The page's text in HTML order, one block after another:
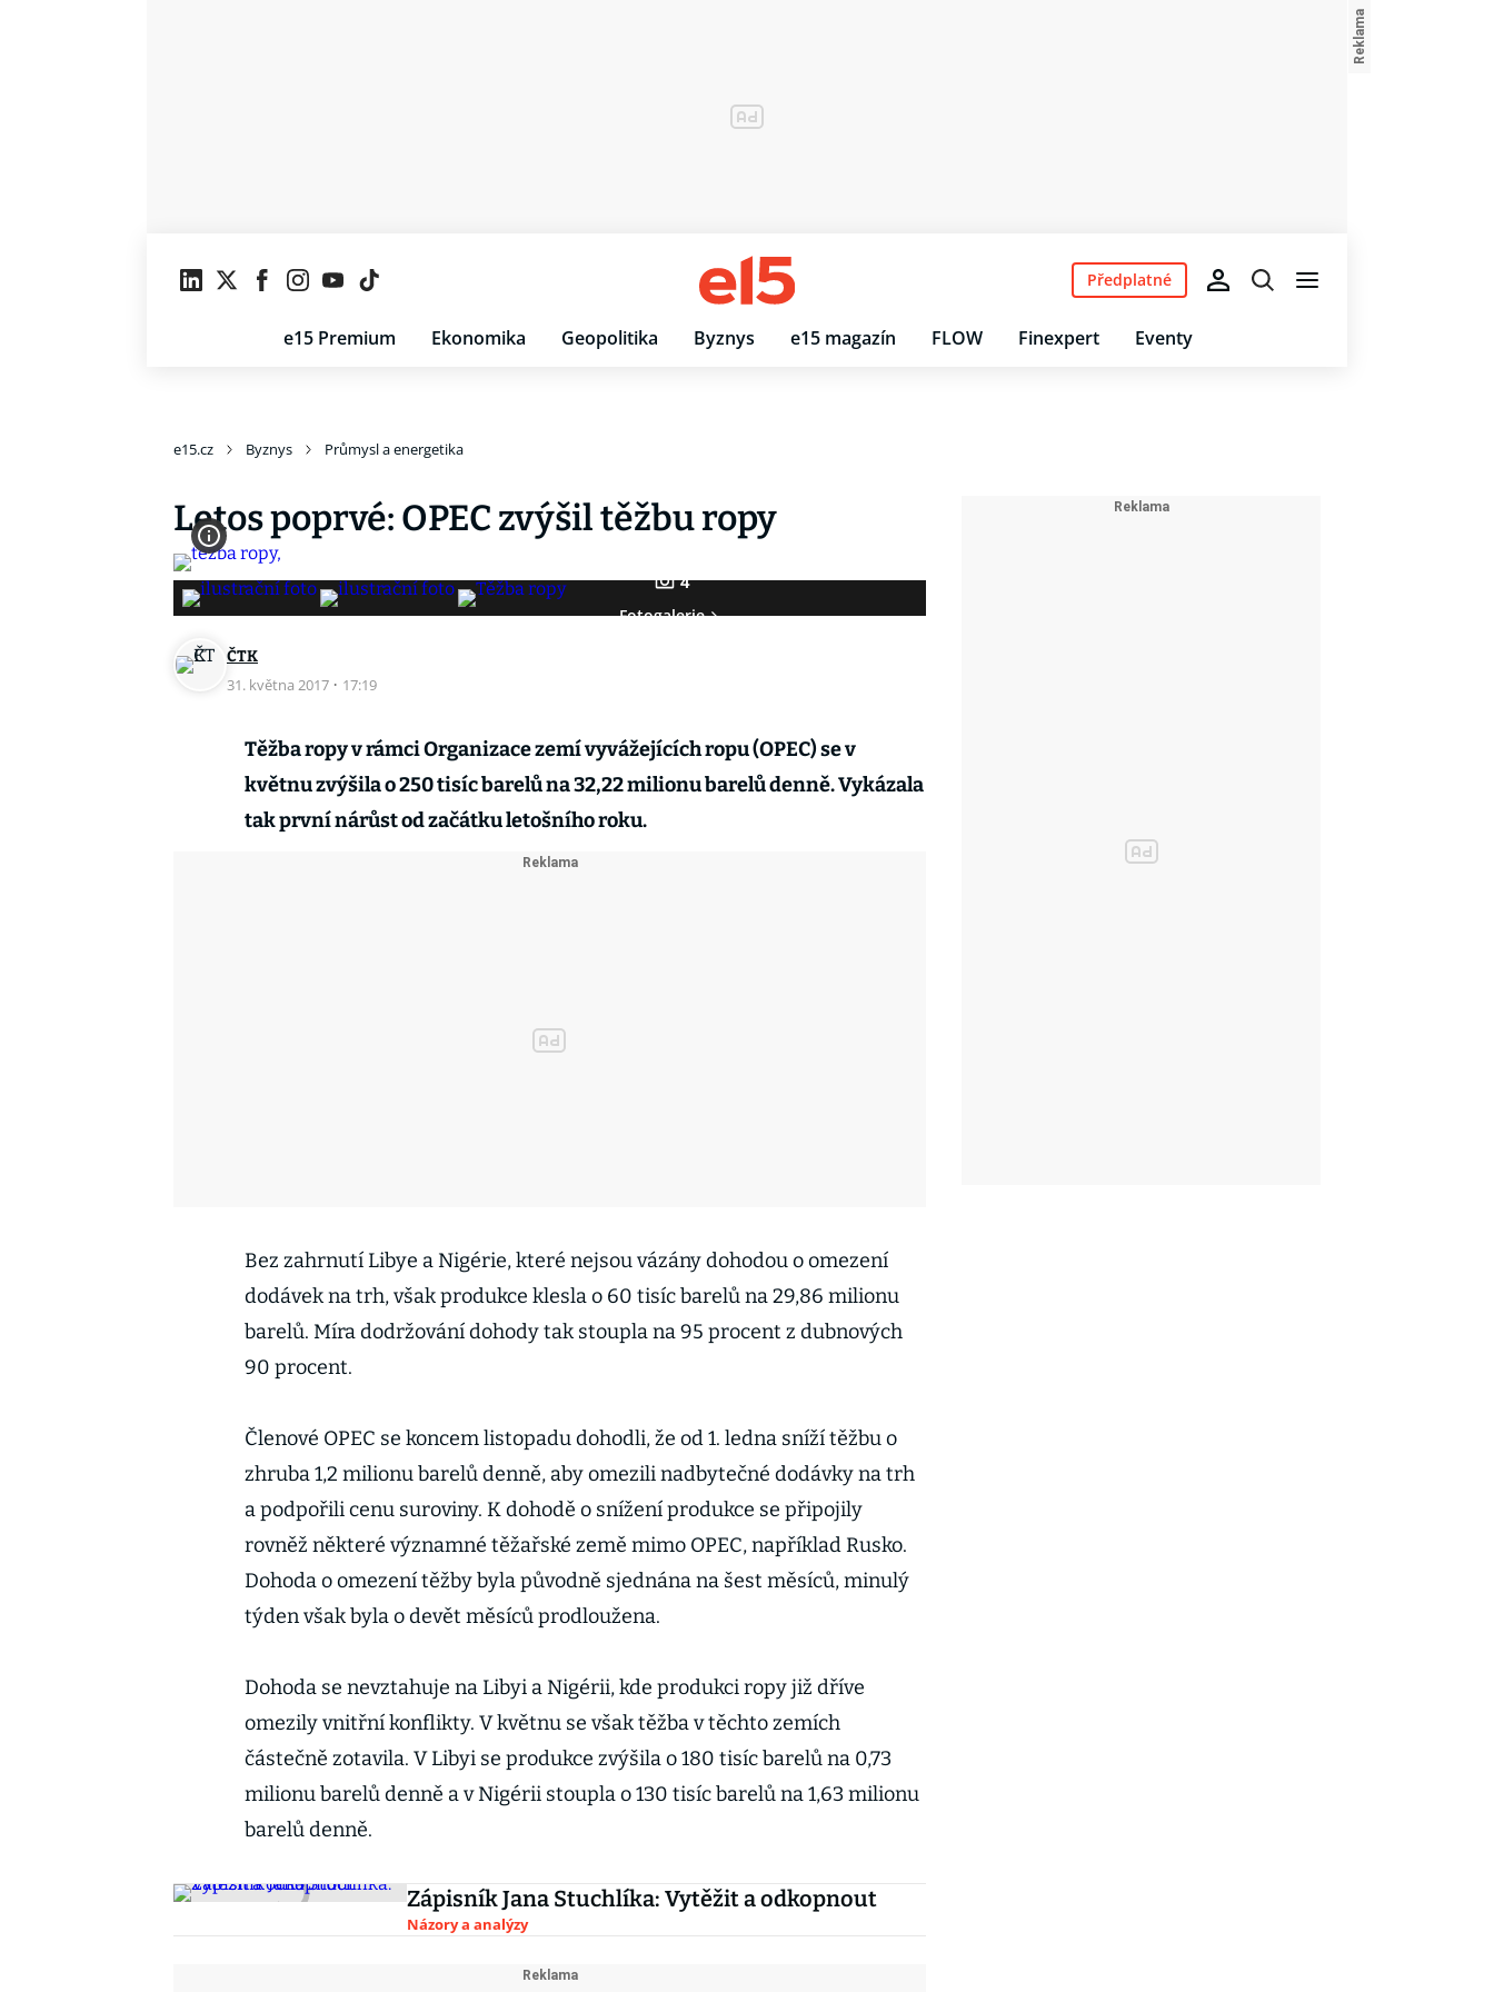
e15 Premium Ekonomika Geopolitika Byznys e15 magazín FLOW Finexpert Eventy
Předplatné
e15.cz Byznys Průmysl a energetika
Letos poprvé: OPEC zvýšil těžbu ropy
4
Fotogalerie
ČTK
31. května 2017 · 17:19
Těžba ropy v rámci Organizace zemí vyvážejících ropu (OPEC) se v
květnu zvýšila o 250 tisíc barelů na 32,22 milionu barelů denně. Vykázala
tak první nárůst od začátku letošního roku.
Bez zahrnutí Libye a Nigérie, které nejsou vázány dohodou o omezení
dodávek na trh, však produkce klesla o 60 tisíc barelů na 29,86 milionu
barelů. Míra dodržování dohody tak stoupla na 95 procent z dubnových
90 procent.
Členové OPEC se koncem listopadu dohodli, že od 1. ledna sníží těžbu o
zhruba 1,2 milionu barelů denně, aby omezili nadbytečné dodávky na trh
a podpořili cenu suroviny. K dohodě o snížení produkce se připojily
rovněž některé významné těžařské země mimo OPEC, například Rusko.
Dohoda o omezení těžby byla původně sjednána na šest měsíců, minulý
týden však byla o devět měsíců prodloužena.
Dohoda se nevztahuje na Libyi a Nigérii, kde produkci ropy již dříve
omezily vnitřní konflikty. V květnu se však těžba v těchto zemích
částečně zotavila. V Libyi se produkce zvýšila o 180 tisíc barelů na 0,73
milionu barelů denně a v Nigérii stoupla o 130 tisíc barelů na 1,63 milionu
barelů denně.
Zápisník Jana Stuchlíka: Vytěžit a odkopnout
Názory a analýzy